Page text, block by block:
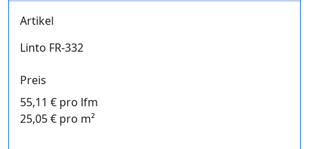
Artikel
Linto FR-332
Preis
55,11 € pro lfm
25,05 € pro m²